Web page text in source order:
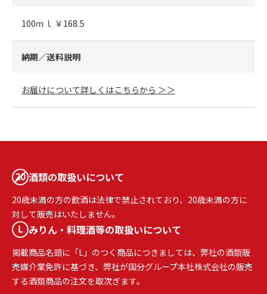
100ｍｌ ￥168.5
納期／送料説明
お届けについて詳しくはこちらから ＞＞
酒類の取扱いについて
20歳未満の方の飲酒は法律で禁止されており、20歳未満の方に
対して販売はいたしません。
みりん・料理酒等の取扱いについて
掲載商品名頭に「L」のつく商品につきましては、弊社の酒類販
売媒介業免許に基づき、弊社が国分グループ本社株式会社の販売
する酒類商品の注文を取次ぎます。